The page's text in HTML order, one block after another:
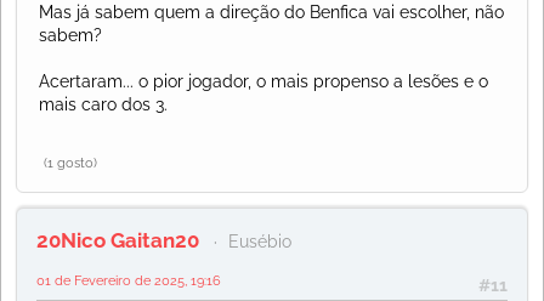
Mas já sabem quem a direção do Benfica vai escolher, não
sabem?
Acertaram... o pior jogador, o mais propenso a lesões e o
mais caro dos 3.
(1 gosto)
20Nico Gaitan20 Eusébio
#11
01 de Fevereiro de 2025, 19:16